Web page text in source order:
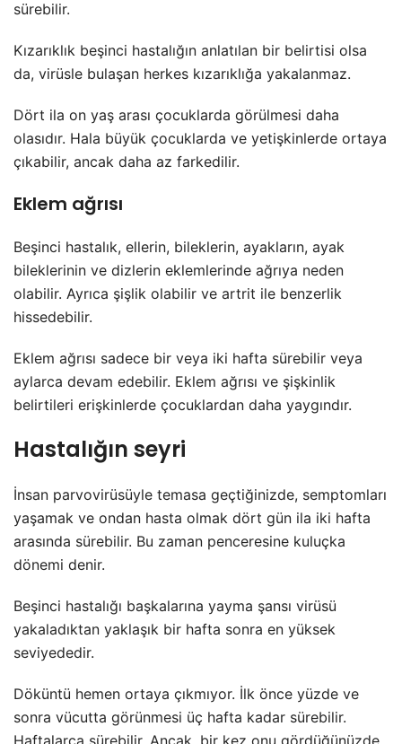
sürebilir.
Kızarıklık beşinci hastalığın anlatılan bir belirtisi olsa
da, virüsle bulaşan herkes kızarıklığa yakalanmaz.
Dört ila on yaş arası çocuklarda görülmesi daha
olasıdır. Hala büyük çocuklarda ve yetişkinlerde ortaya
çıkabilir, ancak daha az farkedilir.
Eklem ağrısı
Beşinci hastalık, ellerin, bileklerin, ayakların, ayak
bileklerinin ve dizlerin eklemlerinde ağrıya neden
olabilir. Ayrıca şişlik olabilir ve artrit ile benzerlik
hissedebilir.
Eklem ağrısı sadece bir veya iki hafta sürebilir veya
aylarca devam edebilir. Eklem ağrısı ve şişkinlik
belirtileri erişkinlerde çocuklardan daha yaygındır.
Hastalığın seyri
İnsan parvovirüsüyle temasa geçtiğinizde, semptomları
yaşamak ve ondan hasta olmak dört gün ila iki hafta
arasında sürebilir. Bu zaman penceresine kuluçka
dönemi denir.
Beşinci hastalığı başkalarına yayma şansı virüsü
yakaladıktan yaklaşık bir hafta sonra en yüksek
seviyededir.
Döküntü hemen ortaya çıkmıyor. İlk önce yüzde ve
sonra vücutta görünmesi üç hafta kadar sürebilir.
Haftalarca sürebilir. Ancak, bir kez onu gördüğünüzde